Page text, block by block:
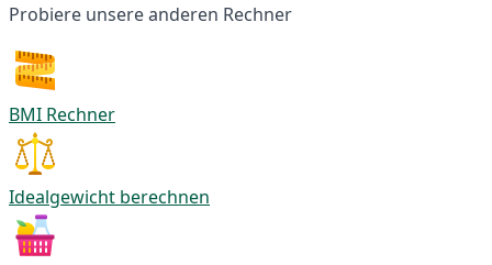
Probiere unsere anderen Rechner
BMI Rechner
Idealgewicht berechnen